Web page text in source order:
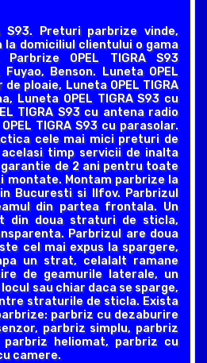
S93. Preturi parbrize vinde,
la domiciliul clientului o gama
OPEL TIGRA S93
Benson. Luneta OPEL
de ploaie, Luneta OPEL TIGRA
Luneta OPEL TIGRA S93 cu
TIGRA S93 cu antena radio
TIGRA S93 cu parasolar.
cele mai mici preturi de
timp servicii de inalta
de 2 ani pentru toate
montate. Montam parbrize la
Bucuresti si Ilfov. Parbrizul
din partea frontala. Un
din doua straturi de sticla,
Parbrizul are doua
cel mai expus la spargere,
un strat, celalalt ramane
de geamurile laterale, un
sau chiar daca se sparge,
straturile de sticla. Exista
parbriz cu dezaburire
parbriz simplu, parbriz
parbriz heliomat, parbriz cu
camere.